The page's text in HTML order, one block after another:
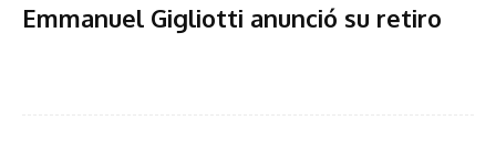
Emmanuel Gigliotti anunció su retiro